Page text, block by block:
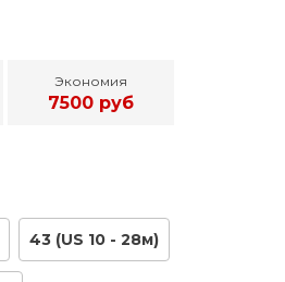
Экономия
7500 руб
43 (US 10 - 28м)